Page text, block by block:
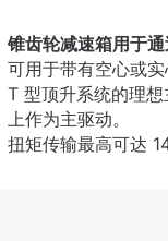
锥齿轮减速箱用于通
可用于带有空心或
T 型顶升系统的理
上作为主驱动。
扭矩传输最高可达